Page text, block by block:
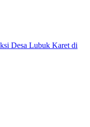
Desa Lubuk Karet di